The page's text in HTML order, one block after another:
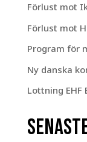
Förlust mot
Förlust mot
Program för
Ny danska
Lottning EHF